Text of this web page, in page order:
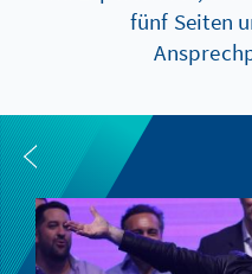
fünf Seiten